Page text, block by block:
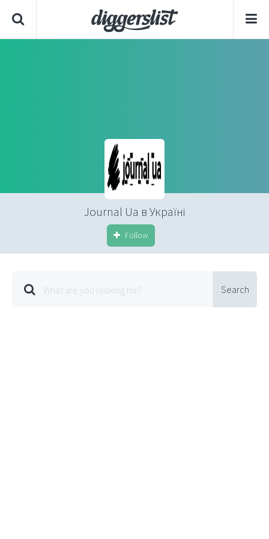
Journal Ua в Україні
Follow
Search